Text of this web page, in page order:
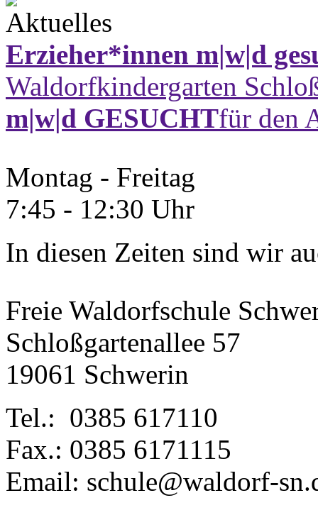
Erzieher*innen m|w|d
Waldorfkindergarten
m|w|d GESUCHTfür den
Montag - Freitag
7:45 - 12:30 Uhr
In diesen Zeiten sind wir
Freie Waldorfschule
Schloßgartenallee 57
19061 Schwerin
Tel.: 0385 617110
Fax.: 0385 6171115
Email: schule@waldorf-